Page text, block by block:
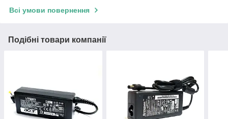
Всі умови повернення
Подібні товари компанії